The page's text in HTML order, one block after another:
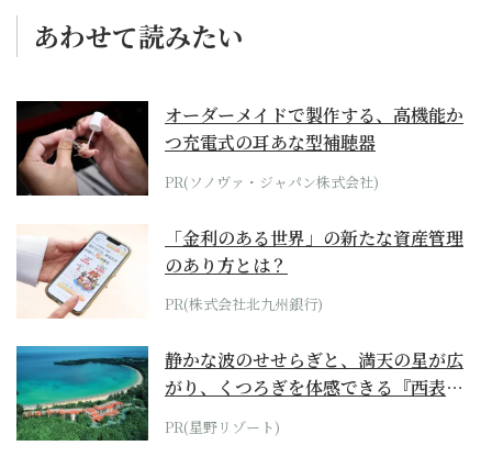
あわせて読みたい
オーダーメイドで製作する、高機能か
つ充電式の耳あな型補聴器
PR(ソノヴァ・ジャパン株式会社)
「金利のある世界」の新たな資産管理
のあり方とは？
PR(株式会社北九州銀行)
静かな波のせせらぎと、満天の星が広
がり、くつろぎを体感できる『西表島
ホテル by...
PR(星野リゾート)